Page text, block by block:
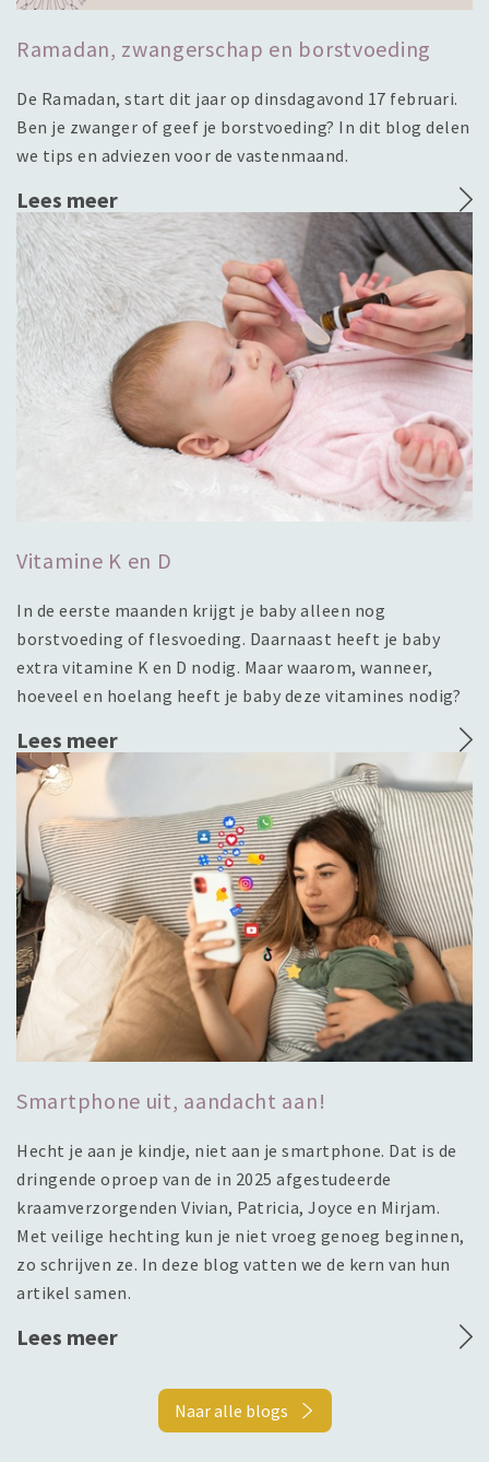
Ramadan, zwangerschap en borstvoeding
De Ramadan, start dit jaar op dinsdagavond 17 februari.
Ben je zwanger of geef je borstvoeding? In dit blog delen
we tips en adviezen voor de vastenmaand.
Lees meer
Vitamine K en D
In de eerste maanden krijgt je baby alleen nog
borstvoeding of flesvoeding. Daarnaast heeft je baby
extra vitamine K en D nodig. Maar waarom, wanneer,
hoeveel en hoelang heeft je baby deze vitamines nodig?
Lees meer
Smartphone uit, aandacht aan!
Hecht je aan je kindje, niet aan je smartphone. Dat is de
dringende oproep van de in 2025 afgestudeerde
kraamverzorgenden Vivian, Patricia, Joyce en Mirjam.
Met veilige hechting kun je niet vroeg genoeg beginnen,
zo schrijven ze. In deze blog vatten we de kern van hun
artikel samen.
Lees meer
Naar alle blogs